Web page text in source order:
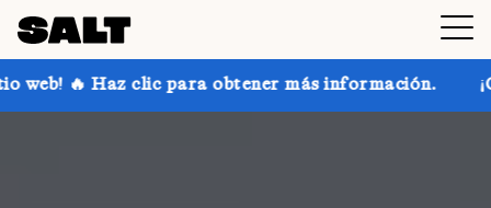
para obtener más información. ¡Consigue hasta un